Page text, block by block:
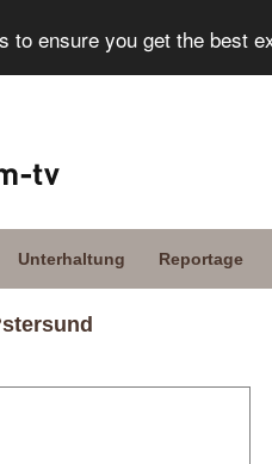
to ensure you get the best
Unterhaltung Reportage